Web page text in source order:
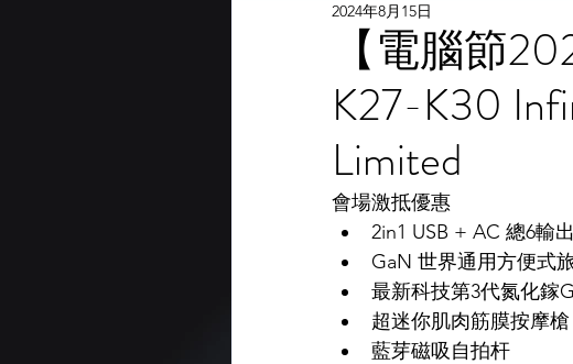
【電腦節
K27-K30
Limited
2024年8月15日
會場激抵優惠
2in1 USB + AC 總6輸
GaN 世界通用方便式
最新科技第3代氮化鎵
超迷你肌肉筋膜按摩槍
藍芽磁吸自拍杆